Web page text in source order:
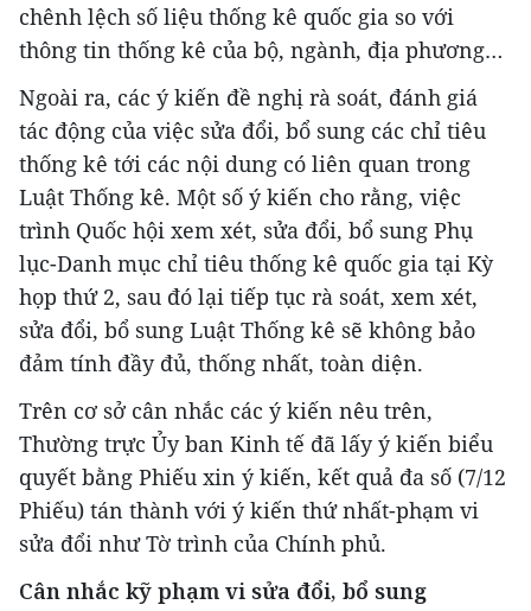
chênh lệch số liệu thống kê quốc gia so với
thông tin thống kê của bộ, ngành, địa phương…
Ngoài ra, các ý kiến đề nghị rà soát, đánh giá
tác động của việc sửa đổi, bổ sung các chỉ tiêu
thống kê tới các nội dung có liên quan trong
Luật Thống kê. Một số ý kiến cho rằng, việc
trình Quốc hội xem xét, sửa đổi, bổ sung Phụ
lục-Danh mục chỉ tiêu thống kê quốc gia tại Kỳ
họp thứ 2, sau đó lại tiếp tục rà soát, xem xét,
sửa đổi, bổ sung Luật Thống kê sẽ không bảo
đảm tính đầy đủ, thống nhất, toàn diện.
Trên cơ sở cân nhắc các ý kiến nêu trên,
Thường trực Ủy ban Kinh tế đã lấy ý kiến biểu
quyết bằng Phiếu xin ý kiến, kết quả đa số (7/12
Phiếu) tán thành với ý kiến thứ nhất-phạm vi
sửa đổi như Tờ trình của Chính phủ.
Cân nhắc kỹ phạm vi sửa đổi, bổ sung